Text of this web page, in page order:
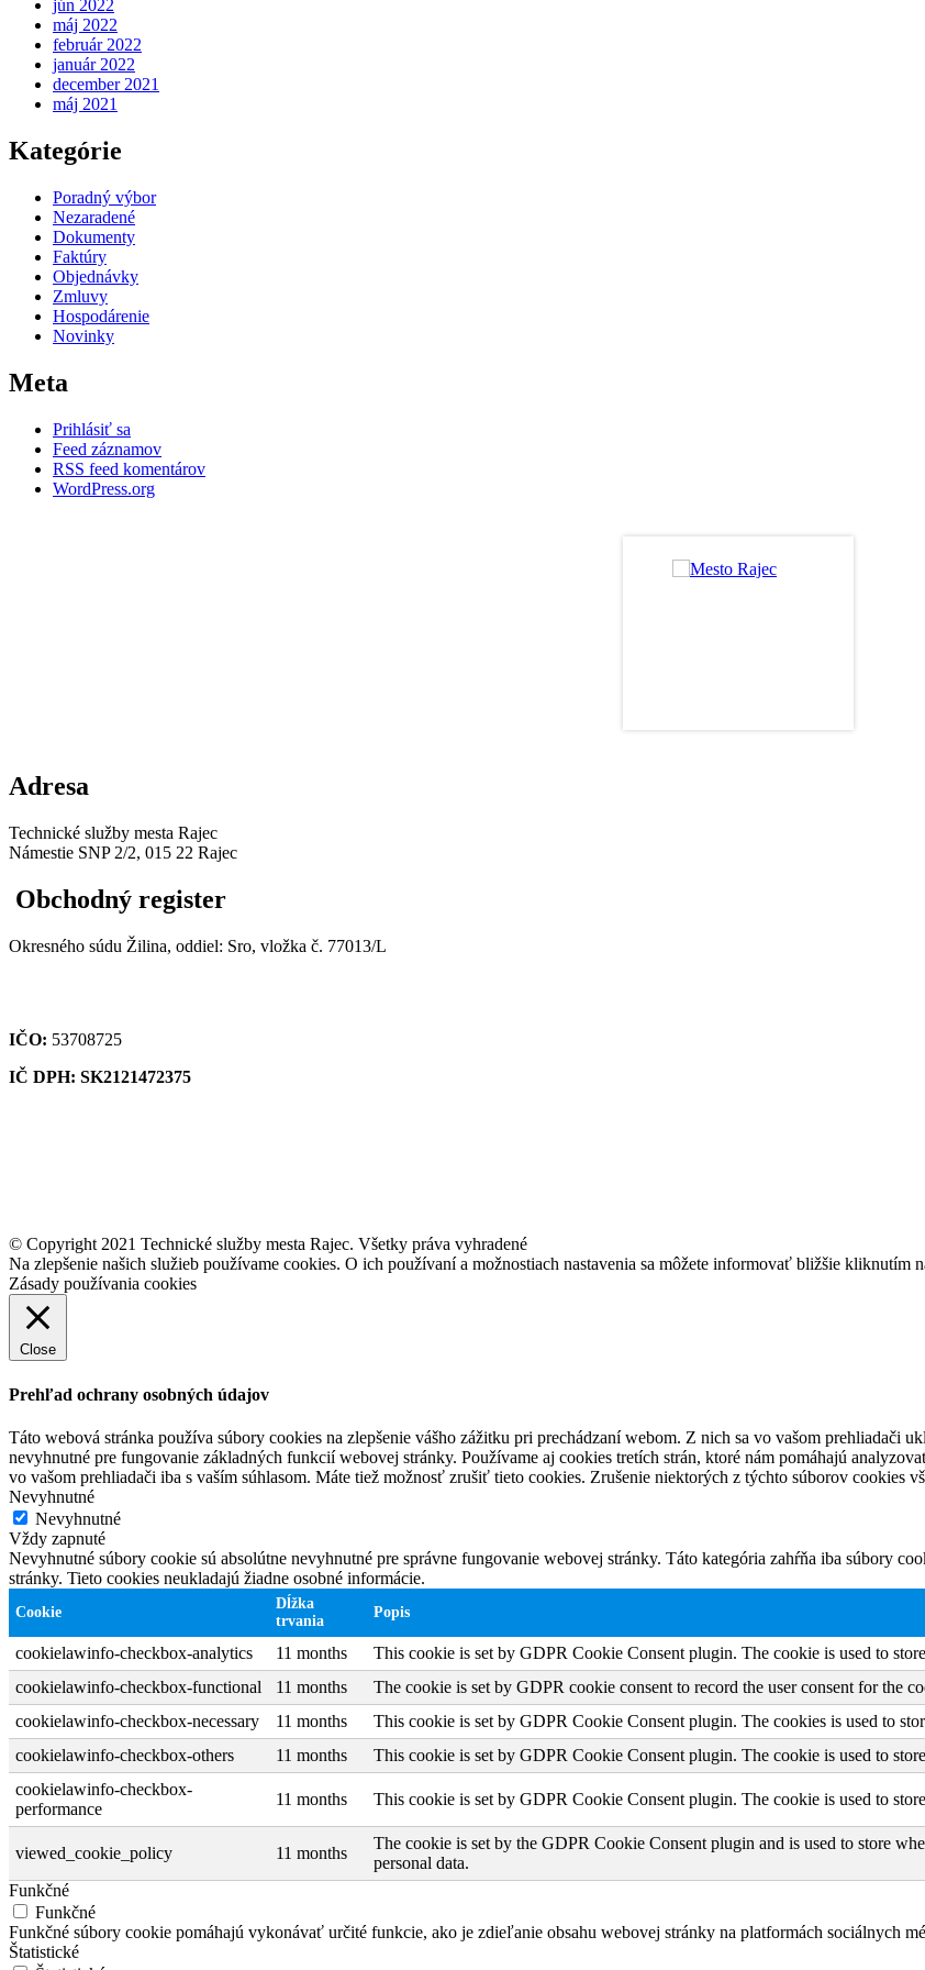
jún 2022
máj 2022
február 2022
január 2022
december 2021
máj 2021
Kategórie
Poradný výbor
Nezaradené
Dokumenty
Faktúry
Objednávky
Zmluvy
Hospodárenie
Novinky
Meta
Prihlásiť sa
Feed záznamov
RSS feed komentárov
WordPress.org
Adresa
Technické služby mesta Rajec
Námestie SNP 2/2, 015 22 Rajec
Obchodný register
Okresného súdu Žilina, oddiel: Sro, vložka č. 77013/L
IČO: 53708725
IČ DPH: SK2121472375
© Copyright 2021 Technické služby mesta Rajec. Všetky práva vyhradené
Na zlepšenie našich služieb používame cookies. O ich používaní a možnostiach nastavenia sa môžete informovať bližšie kliknutím
Zásady používania cookies
Close
Prehľad ochrany osobných údajov
Táto webová stránka používa súbory cookies na zlepšenie vášho zážitku pri prechádzaní webom. Z nich sa vo vašom prehliadači
nevyhnutné pre fungovanie základných funkcií webovej stránky. Používame aj cookies tretích strán, ktoré nám pomáhajú
vo vašom prehliadači iba s vaším súhlasom. Máte tiež možnosť zrušiť tieto cookies. Zrušenie niektorých z týchto súborov cookies
Nevyhnutné
Nevyhnutné
Vždy zapnuté
Nevyhnutné súbory cookie sú absolútne nevyhnutné pre správne fungovanie webovej stránky. Táto kategória zahŕňa iba súbory
stránky. Tieto cookies neukladajú žiadne osobné informácie.
Cookie
Dĺžka
trvania
Popis
cookielawinfo-checkbox-analytics 11 months
This cookie is set by GDPR Cookie Consent plugin. The cookie is used to
cookielawinfo-checkbox-functional
11 months
The cookie is set by GDPR cookie consent to record the user consent for the
cookielawinfo-checkbox-necessary
11 months
This cookie is set by GDPR Cookie Consent plugin. The cookies is used to
cookielawinfo-checkbox-others
11 months
This cookie is set by GDPR Cookie Consent plugin. The cookie is used to
cookielawinfo-checkbox-
performance
11 months This cookie is set by GDPR Cookie Consent plugin. The cookie is used to
viewed_cookie_policy 11 months
The cookie is set by the GDPR Cookie Consent plugin and is used to store
personal data.
Funkčné
Funkčné
Funkčné súbory cookie pomáhajú vykonávať určité funkcie, ako je zdieľanie obsahu webovej stránky na platformách sociálnych
Štatistické